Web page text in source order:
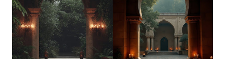
CERITA TENTANG... Pengalamanku yang gagal menentukan
apa yang benar-benar penting untuk hidup. Sebelum
menuliskan reolusi tahun ini, aku udah baca buku dan
nonton puluhan video di Youtube tentang bagaimana